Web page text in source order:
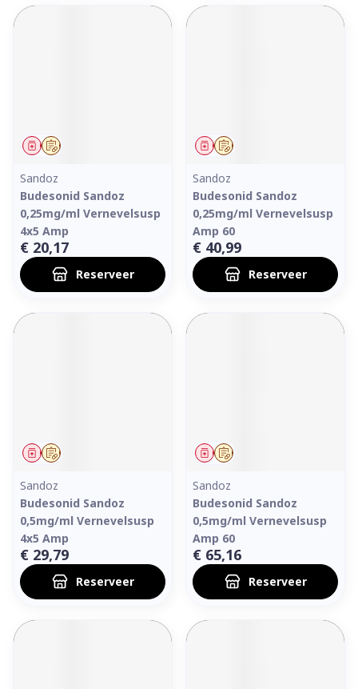
Op voorschrift
Geneesmiddel
Sandoz
Budesonid Sandoz
0,25mg/ml Vernevelsusp
4x5 Amp
€ 20,17
Reserveer
Op voorschrift
Geneesmiddel
Sandoz
Budesonid Sandoz
0,25mg/ml Vernevelsusp
Amp 60
€ 40,99
Reserveer
Op voorschrift
Geneesmiddel
Sandoz
Budesonid Sandoz
0,5mg/ml Vernevelsusp
4x5 Amp
€ 29,79
Reserveer
Op voorschrift
Geneesmiddel
Sandoz
Budesonid Sandoz
0,5mg/ml Vernevelsusp
Amp 60
€ 65,16
Reserveer